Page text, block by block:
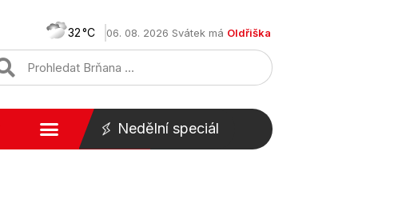
32 06. 08. 2026 Svátek má Oldřiška
Nedělní speciál